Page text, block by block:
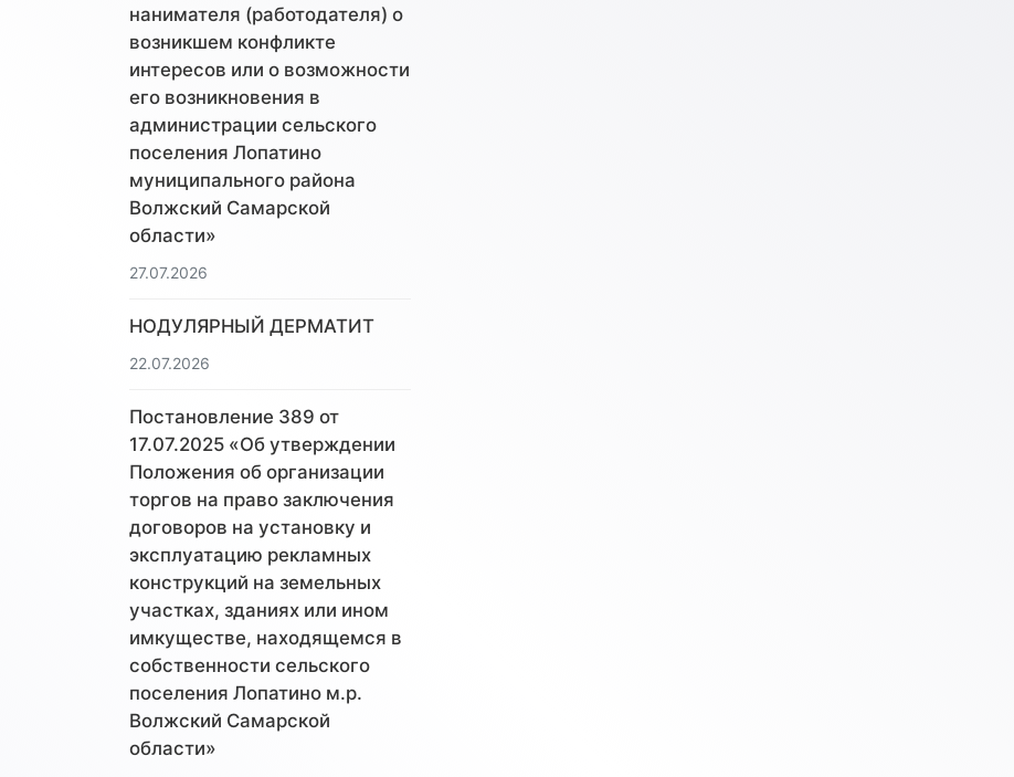
нанимателя (работодателя) о
возникшем конфликте
интересов или о возможности
его возникновения в
администрации сельского
поселения Лопатино
муниципального района
Волжский Самарской
области»
27.07.2026
НОДУЛЯРНЫЙ ДЕРМАТИТ
22.07.2026
Постановление 389 от
17.07.2025 «Об утверждении
Положения об организации
торгов на право заключения
договоров на установку и
эксплуатацию рекламных
конструкций на земельных
участках, зданиях или ином
имкуществе, находящемся в
собственности сельского
поселения Лопатино м.р.
Волжский Самарской
области»